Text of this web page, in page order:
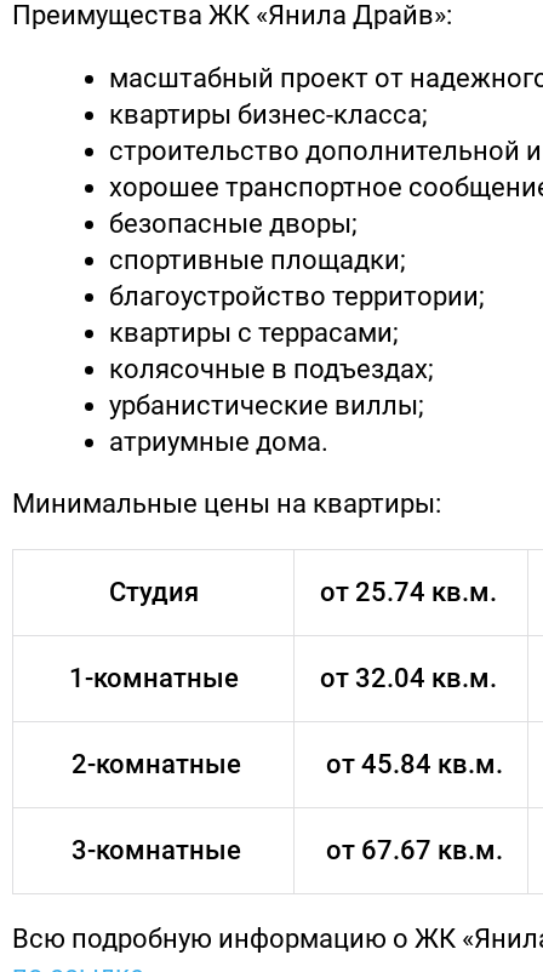
Преимущества ЖК «Янила Драйв»:
масштабный проект от
квартиры бизнес-класса;
строительство дополнительной
хорошее транспортное
безопасные дворы;
спортивные площадки;
благоустройство территории;
квартиры с террасами;
колясочные в подъездах;
урбанистические виллы;
атриумные дома.
Минимальные цены на квартиры:
Студия от 25.74 кв.м.
1-комнатные от 32.04 кв.м.
2-комнатные от 45.84 кв.м.
3-комнатные от 67.67 кв.м.
Всю подробную информацию о ЖК